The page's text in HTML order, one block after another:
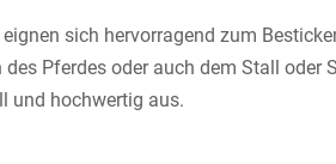
sich hervorragend zum
des Pferdes oder auch dem Stall oder
und hochwertig aus.